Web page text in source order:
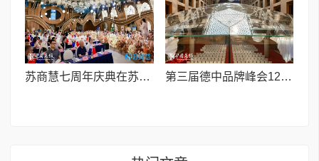
苏商慧七周年庆典在苏州隆重举行 七大联创共启发展新篇章 第三届德中品牌峰会12月将在柏林举办，聚焦人工智能时代品牌全球化发展